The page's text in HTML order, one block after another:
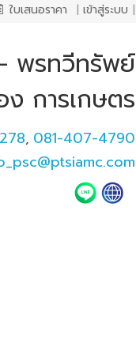
ใบเสนอราคา | เข้าสู่ระบบ |
- พรทวีทรัพย์
ง การเกษตร
, 081-407-4790